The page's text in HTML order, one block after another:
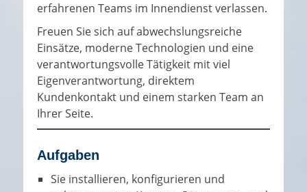
erfahrenen Teams im Innendienst verlassen.
Freuen Sie sich auf abwechslungsreiche
Einsätze, moderne Technologien und eine
verantwortungsvolle Tätigkeit mit viel
Eigenverantwortung, direktem
Kundenkontakt und einem starken Team an
Ihrer Seite.
Aufgaben
Sie installieren, konfigurieren und